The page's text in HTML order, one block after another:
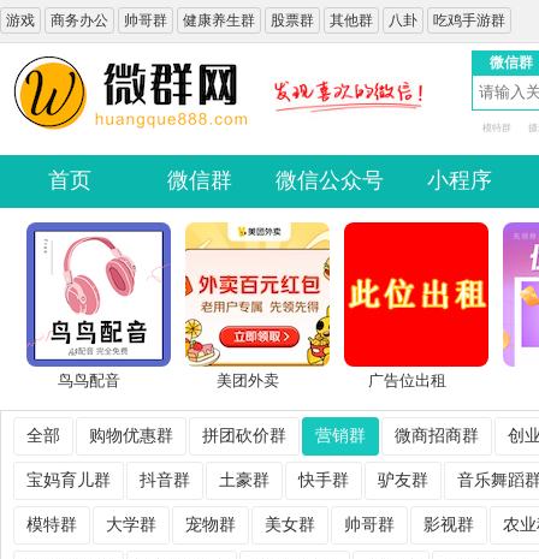
游戏 商务办公 帅哥群 健康养生群 股票群 其他群 八卦 吃鸡手游群
微信群
模特群 摄
首页 微信群 微信公众号 小程序
鸟鸟配音 美团外卖 广告位出租
全部 购物优惠群 拼团砍价群 营销群 微商招商群 创
宝妈育儿群 抖音群 土豪群 快手群 驴友群 音乐舞蹈
模特群 大学群 宠物群 美女群 帅哥群 影视群 农